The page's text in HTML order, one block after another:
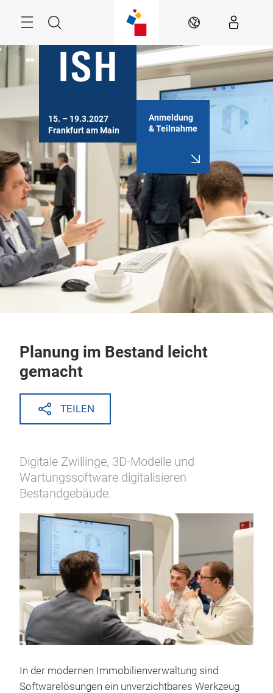
Suche DE
15. – 19.3.2027
Frankfurt am Main
Anmeldung
& Teilnahme
Planung im Bestand leicht
gemacht
TEILEN
Digitale Zwillinge, 3D-Modelle und
Wartungssoftware digitalisieren
Bestandgebäude.
In der modernen Immobilienverwaltung sind
Softwarelösungen ein unverzichtbares Werkzeug